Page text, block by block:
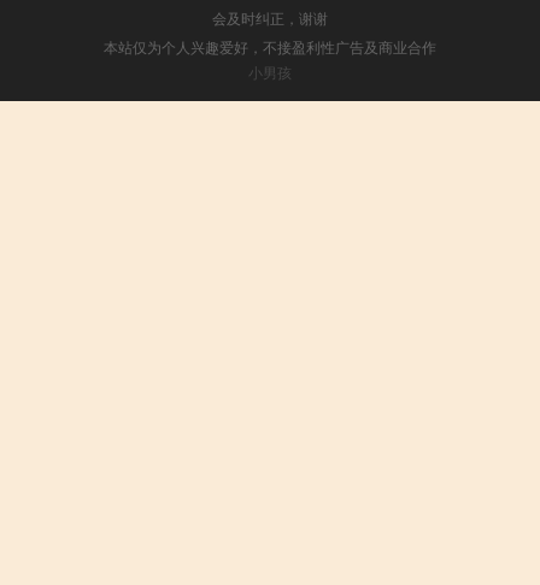
会及时纠正，谢谢
本站仅为个人兴趣爱好，不接盈利性广告及商业合作
小男孩